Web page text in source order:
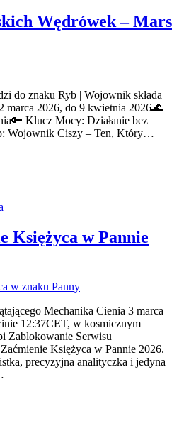
Wędrówek – Mars
do znaku Ryb | Wojownik składa
marca 2026, do 9 kwietnia 2026🌊
Klucz Mocy: Działanie bez
Wojownik Ciszy – Ten, Który…
Księżyca w Pannie
Mechanika Cienia 3 marca
12:37CET, w kosmicznym
Zablokowanie Serwisu
Księżyca w Pannie 2026.
precyzyjna analityczka i jedyna